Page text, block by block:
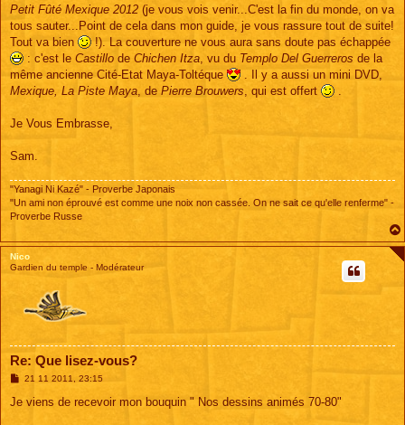
s
a
g
Petit Fûté Mexique 2012 (je vous vois venir...C'est la fin du monde, on va
tous sauter...Point de cela dans mon guide, je vous rassure tout de suite!
Tout va bien
!). La couverture ne vous aura sans doute pas échappée
: c'est le Castillo de Chichen Itza , vu du Templo Del Guerreros de la
même ancienne Cité-Etat Maya-Toltéque
. Il y a aussi un mini DVD,
Mexique, La Piste Maya , de Pierre Brouwers , qui est offert
Je Vous Embrasse,
Sam.
"Yanagi Ni Kazé" - Proverbe Japonais
"Un ami non éprouvé est comme une noix non cassée. On ne sait ce qu'elle renferme" -
Proverbe Russe
Nico
Gardien du temple - Modérateur
Re: Que lisez-vous?
M
s
21 11 2011, 23:15
Je viens de recevoir mon bouquin " Nos dessins animés 70-80"